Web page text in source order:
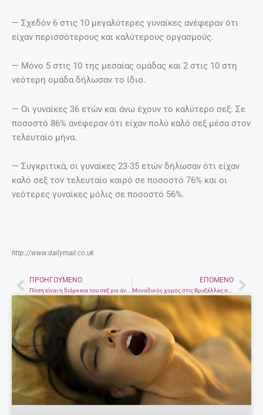
— Σχεδόν 6 στις 10 μεγαλύτερες γυναίκες ανέφεραν ότι
είχαν περισσότερους και καλύτερους οργασμούς.
— Μόνο 5 στις 10 της μεσαίας ομάδας και 2 στις 10 στη
νεότερη ομάδα δήλωσαν το ίδιο.
— Οι γυναίκες 36 ετών και άνω έχουν το καλύτερο σεξ: Σε
ποσοστό 86% ανέφεραν ότι είχαν πολύ καλό σεξ μέσα στον
τελευταίο μήνα.
— Συγκριτικά, οι γυναίκες 23-35 ετών δήλωσαν ότι είχαν
καλό σεξ τον τελευταίο καιρό σε ποσοστό 76% και οι
νεότερες γυναίκες μόλις σε ποσοστό 56%.
http://www.dailymail.co.uk
PrevΠΡΟΗΓΟΎΜΕΝΟ ΕΠΌΜΕΝΟ
Μοναδικός χορός στις Βρυξέλλες στο Palais de Beaux-Arts.Στη λύρα ο Αλέξανδρος Παπαδάκης και η παρέα του. Χορεύουν Πετρακης Γιώργος και Συρογιάννη Γεωργία.